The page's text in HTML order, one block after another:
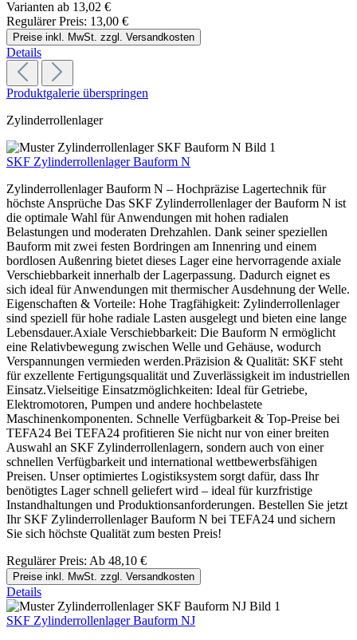
Varianten ab 13,02 €
Regulärer Preis: 13,00 €
Preise inkl. MwSt. zzgl. Versandkosten
Details
Produktgalerie überspringen
Zylinderrollenlager
SKF Zylinderrollenlager Bauform N
Zylinderrollenlager Bauform N – Hochpräzise Lagertechnik für
höchste Ansprüche Das SKF Zylinderrollenlager der Bauform N ist
die optimale Wahl für Anwendungen mit hohen radialen
Belastungen und moderaten Drehzahlen. Dank seiner speziellen
Bauform mit zwei festen Bordringen am Innenring und einem
bordlosen Außenring bietet dieses Lager eine hervorragende axiale
Verschiebbarkeit innerhalb der Lagerpassung. Dadurch eignet es
sich ideal für Anwendungen mit thermischer Ausdehnung der Welle.
Eigenschaften & Vorteile: Hohe Tragfähigkeit: Zylinderrollenlager
sind speziell für hohe radiale Lasten ausgelegt und bieten eine lange
Lebensdauer.Axiale Verschiebbarkeit: Die Bauform N ermöglicht
eine Relativbewegung zwischen Welle und Gehäuse, wodurch
Verspannungen vermieden werden.Präzision & Qualität: SKF steht
für exzellente Fertigungsqualität und Zuverlässigkeit im industriellen
Einsatz.Vielseitige Einsatzmöglichkeiten: Ideal für Getriebe,
Elektromotoren, Pumpen und andere hochbelastete
Maschinenkomponenten. Schnelle Verfügbarkeit & Top-Preise bei
TEFA24 Bei TEFA24 profitieren Sie nicht nur von einer breiten
Auswahl an SKF Zylinderrollenlagern, sondern auch von einer
schnellen Verfügbarkeit und international wettbewerbsfähigen
Preisen. Unser optimiertes Logistiksystem sorgt dafür, dass Ihr
benötigtes Lager schnell geliefert wird – ideal für kurzfristige
Instandhaltungen und Produktionsanforderungen. Bestellen Sie jetzt
Ihr SKF Zylinderrollenlager Bauform N bei TEFA24 und sichern
Sie sich höchste Qualität zum besten Preis!
Regulärer Preis: Ab 48,10 €
Preise inkl. MwSt. zzgl. Versandkosten
Details
SKF Zylinderrollenlager Bauform NJ